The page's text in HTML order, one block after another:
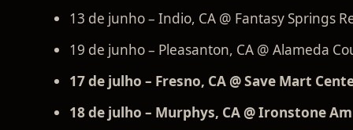
13 de junho – Indio, CA @ Fantasy Springs
19 de junho – Pleasanton, CA @ Alameda
17 de julho – Fresno, CA @ Save Mart
18 de julho – Murphys, CA @ Ironstone